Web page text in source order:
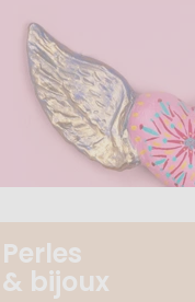
Perles
& bijoux